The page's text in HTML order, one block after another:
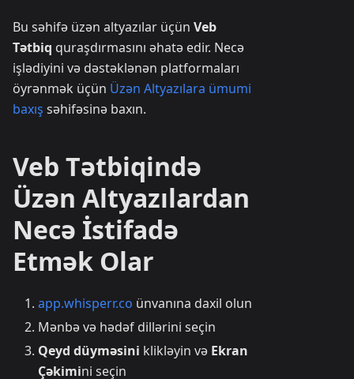
Bu səhifə üzən altyazılar üçün Veb
Tətbiq quraşdırmasını əhatə edir. Necə
işlədiyini və dəstəklənən platformaları
öyrənmək üçün Üzən Altyazılara ümumi
baxış səhifəsinə baxın.
Veb Tətbiqində
Üzən Altyazılardan
Necə İstifadə
Etmək Olar
app.whisperr.co ünvanına daxil olun
Mənbə və hədəf dillərini seçin
Qeyd düyməsini klikləyin və Ekran
Çəkimini seçin